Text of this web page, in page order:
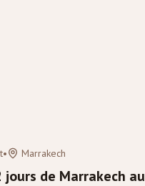
• Marrakech
jours de Marrakech au